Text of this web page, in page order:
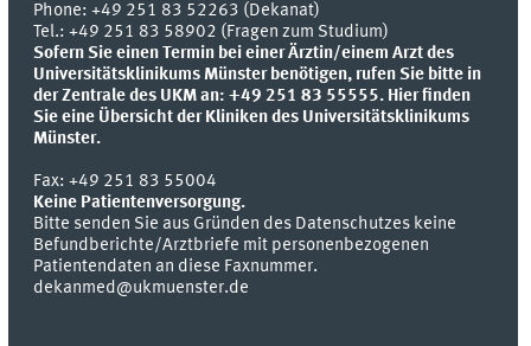
Phone:+49 251 83 52263 (Dekanat)
Tel.: +49 251 83 58902 (Fragen zum Studium)
Sofern Sie einen Termin bei einer Ärztin/einem Arzt des
Universitätsklinikums Münster benötigen, rufen Sie bitte in
der Zentrale des UKM an: +49 251 83 55555. Hier finden
Sie eine Übersicht der Kliniken des Universitätsklinikums
Münster.
Fax:+49 251 83 55004
Keine Patientenversorgung.
Bitte senden Sie aus Gründen des Datenschutzes keine
Befundberichte/Arztbriefe mit personenbezogenen
Patientendaten an diese Faxnummer.
dekanmed@ukmuenster.de